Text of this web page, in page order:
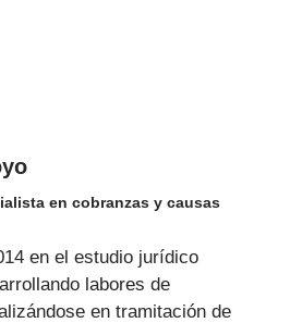
en cobranzas y causas
en el estudio jurídico
labores de
en tramitación de